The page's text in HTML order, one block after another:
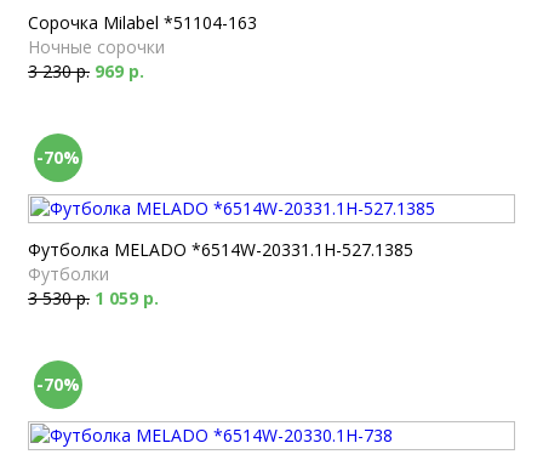
Сорочка Milabel *51104-163
Ночные сорочки
3 230 р. 969 р.
-70%
Футболка MELADO *6514W-20331.1H-527.1385
Футболки
3 530 р. 1 059 р.
-70%